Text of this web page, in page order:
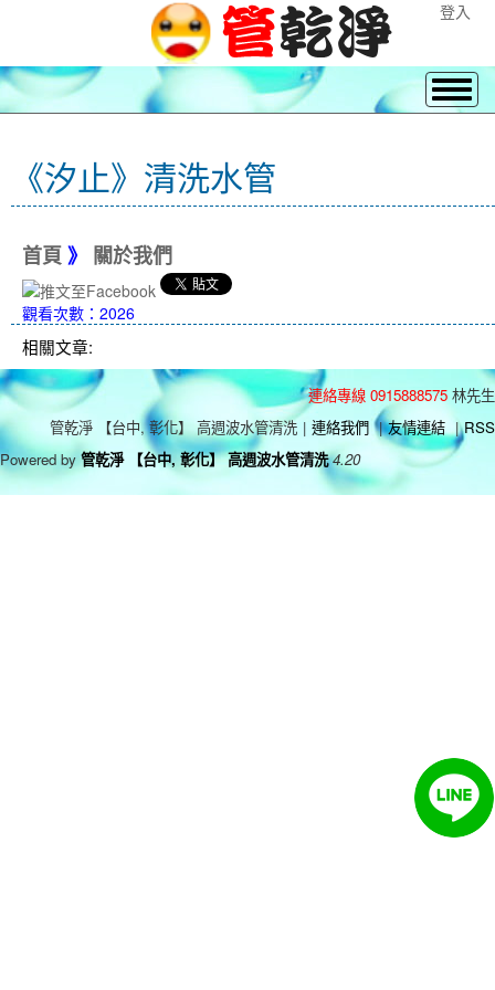
登入
《汐止》清洗水管
首頁 》 關於我們
觀看次數：2026
相關文章:
連絡專線 0915888575 林先生
管乾淨 【台中, 彰化】 高週波水管清洗 | 連絡我們 | 友情連結 | RSS
Powered by 管乾淨 【台中, 彰化】 高週波水管清洗 4.20